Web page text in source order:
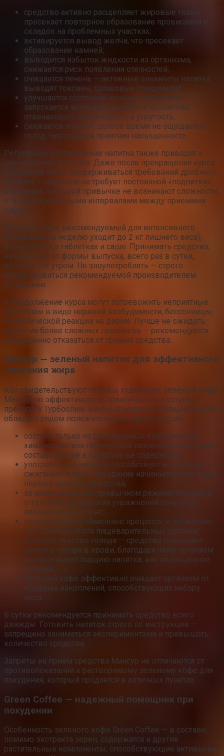
средство активно расщепляет жировые ткани,
пресекает повторное образование провисаний и
складок на проблемных участках;
активируется вывод желчи, что пресекает
образование камней;
выводится избыток жидкости из организма,
снижается риск появления отечностей;
очищается печень — активные элементы напитка
выводят токсины, шлаковые соединения;
улучшается состояние кожных покровов —
запускается активная выработка коллагена,
отвечающего за молодость и упругость;
снижается аппетит, долгое время не ощущается
голод, чувствуется приятная насыщенность.
Регулярное употребление напитка также приводит к
уменьшению желудка. Даже после прекращения курса
похудения легко придерживаться требований дробного
питания — организм не требует постоянной «подпитки».
Благодаря полезной привычке не возникают сложности
с продолжительными интервалами между приемами
пищи.
Зеленый кофе, рекомендуемый для интенсивного
похудения (за неделю уходит до 2 кг лишнего веса),
выпускается в таблетках и саше. Принимать средство,
независимо от формы выпуска, всего раз в сутки,
желательно утром. Не злоупотреблять — строго
придерживаться рекомендуемой производителем
дозировки.
В продолжение курса могут потревожить неприятные
симптомы в виде нервной возбудимости, бессонницы,
аллергической реакции на дерме. Лучше не ожидать
развития более сложных признаков — рекомендуется
немедленно отказаться от приема средства.
Мансур — зеленый напиток для эффективного
сжигания жира
Как свидетельствуют отзывы худеющих, зеленый кофе
Мансур по эффективности практически не уступает
препарату Турбослим. Вкусный жиросжигающий напиток
обладает рядом положительных характеристик:
состоит только из растительных компонентов,
химические или полученные синтетическим путем
составляющие в средстве не содержатся;
употребление напитка способствует активному
сжиганию жира — похудение начинается уже после
первых приемов средства;
за месяц даже при привычном режиме питания и
отсутствии физических упражнений получится
избавиться от 3–5 кг;
нормализуются обменные процессы в организме,
улучшается работа пищеварительных органов;
исчезает чувство голода — средство повышает
уровень сахара в крови, благодаря чему организм
воспринимает порцию напитка, как полноценное
питание;
зеленый кофе эффективно очищает организм от
вредных накоплений, способствующих набору
веса.
В сутки рекомендуется принимать средство всего
дважды. Готовить напиток строго по инструкции —
запрещено заниматься экспериментами и превышать
количество средства.
Запреты на прием средства Мансур не отличаются от
противопоказаний к растворимому зеленому кофе для
похудения, который продается в аптечных пунктах.
Green Coffee — надежный помощник при
похудении
Особенность зеленого кофе Green Coffee — в составе,
помимо экстракта зерен, содержатся и другие
растительные компоненты, способствующие активному